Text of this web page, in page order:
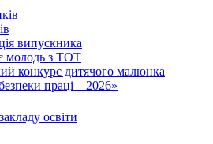
випускника
молодь з ТОТ
конкурс дитячого малюнка
праці – 2026»
освіти